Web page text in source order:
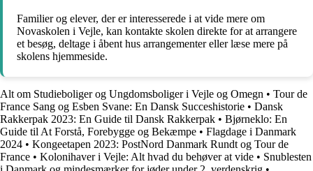
Familier og elever, der er interesserede i at vide mere om
Novaskolen i Vejle, kan kontakte skolen direkte for at arrangere
et besøg, deltage i åbent hus arrangementer eller læse mere på
skolens hjemmeside.
Alt om Studieboliger og Ungdomsboliger i Vejle og Omegn • Tour de
France Sang og Esben Svane: En Dansk Succeshistorie • Dansk
Rakkerpak 2023: En Guide til Dansk Rakkerpak • Bjørneklo: En
Guide til At Forstå, Forebygge og Bekæmpe • Flagdage i Danmark
2024 • Kongeetapen 2023: PostNord Danmark Rundt og Tour de
France • Kolonihaver i Vejle: Alt hvad du behøver at vide • Snublesten